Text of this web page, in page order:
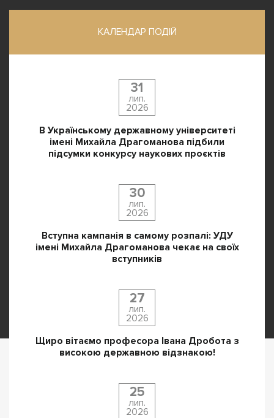
КАЛЕНДАР ПОДІЙ
31
лип.
2026
В Українському державному університеті
імені Михайла Драгоманова підбили
підсумки конкурсу наукових проєктів
30
лип.
2026
Вступна кампанія в самому розпалі: УДУ
імені Михайла Драгоманова чекає на своїх
вступників
27
лип.
2026
Щиро вітаємо професора Івана Дробота з
високою державною відзнакою!
25
лип.
2026